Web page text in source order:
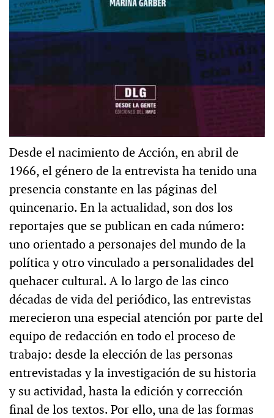
Desde el nacimiento de Acción, en abril de
1966, el género de la entrevista ha tenido una
presencia constante en las páginas del
quincenario. En la actualidad, son dos los
reportajes que se publican en cada número:
uno orientado a personajes del mundo de la
política y otro vinculado a personalidades del
quehacer cultural. A lo largo de las cinco
décadas de vida del periódico, las entrevistas
merecieron una especial atención por parte del
equipo de redacción en todo el proceso de
trabajo: desde la elección de las personas
entrevistadas y la investigación de su historia
y su actividad, hasta la edición y corrección
final de los textos. Por ello, una de las formas